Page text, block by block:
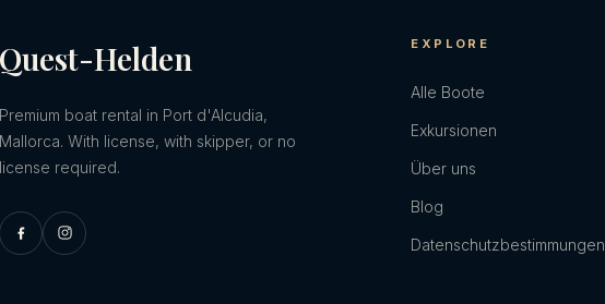
Quest-Helden
Premium boat rental in Port d'Alcudia,
Mallorca. With license, with skipper, or no
license required.
EXPLORE
Alle Boote
Exkursionen
Über uns
Blog
Datenschutzbestimmungen